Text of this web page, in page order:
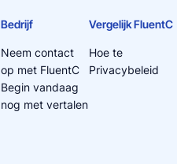
Bedrijf
Neem contact
op met FluentC
Begin vandaag
nog met vertalen
Vergelijk FluentC
Hoe te
Privacybeleid